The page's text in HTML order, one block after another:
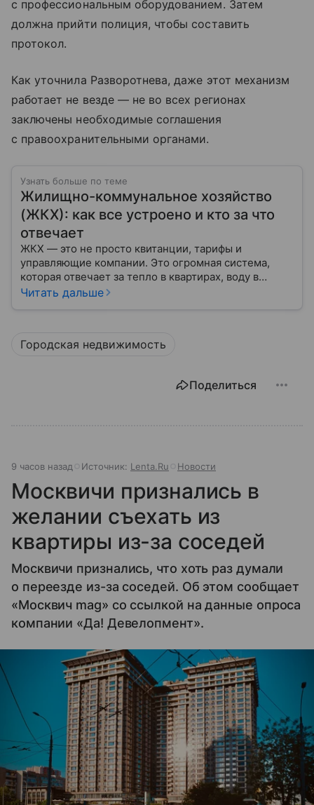
с профессиональным оборудованием. Затем
должна прийти полиция, чтобы составить
протокол.
Как уточнила Разворотнева, даже этот механизм
работает не везде — не во всех регионах
заключены необходимые соглашения
с правоохранительными органами.
Узнать больше по теме
Жилищно-коммунальное хозяйство
(ЖКХ): как все устроено и кто за что
отвечает
ЖКХ — это не просто квитанции, тарифы и
управляющие компании. Это огромная система,
которая отвечает за тепло в квартирах, воду в
кране, освещение улиц и чистоту во дворах.
Читать дальше
Городская недвижимость
Поделиться
9 часов назад Источник: Lenta.Ru Новости
Москвичи признались в
желании съехать из
квартиры из-за соседей
Москвичи признались, что хоть раз думали
о переезде из-за соседей. Об этом сообщает
«Москвич mag» со ссылкой на данные опроса
компании «Да! Девелопмент».